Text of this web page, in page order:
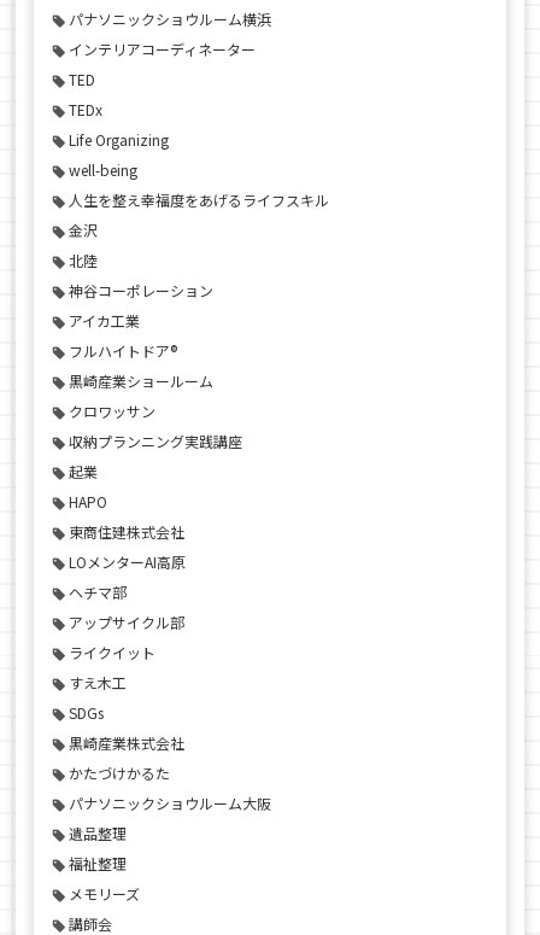
パナソニックショウルーム横浜
インテリアコーディネーター
TED
TEDx
Life Organizing
well-being
人生を整え幸福度をあげるライフスキル
金沢
北陸
神谷コーポレーション
アイカ工業
フルハイトドア®
黒崎産業ショールーム
クロワッサン
収納プランニング実践講座
起業
HAPO
東商住建株式会社
LOメンターAI高原
ヘチマ部
アップサイクル部
ライクイット
すえ木工
SDGs
黒崎産業株式会社
かたづけかるた
パナソニックショウルーム大阪
遺品整理
福祉整理
メモリーズ
講師会